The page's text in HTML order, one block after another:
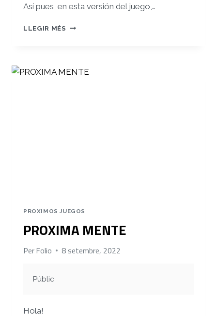
Así pues, en esta versión del juego,…
LLEGIR MÉS LLEGA
¡AHORA
PROXIMOS JUEGOS
PROXIMA MENTE
PerFolio 8 setembre, 2022
Públic
Hola!